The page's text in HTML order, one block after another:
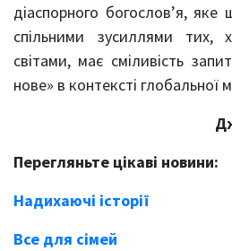
діаспорного богослов’я,
спільними зусиллями тих,
світами, має сміливість
нове» в контексті глобальної
Перегляньте цікаві новини:
Надихаючі історії
Все для сімей